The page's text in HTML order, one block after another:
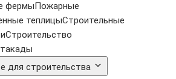
фермыПожарные
теплицыСтроительные
Строительство
для строительства